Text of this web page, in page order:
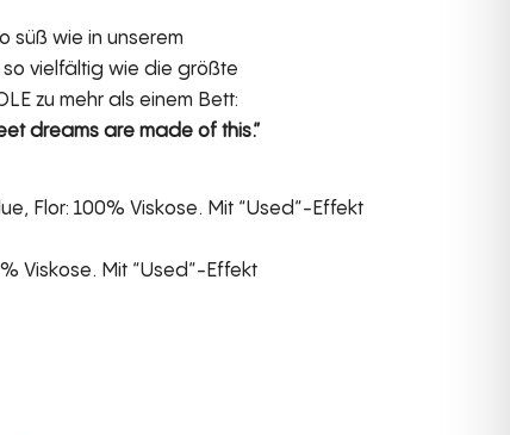
süß wie in unserem
vielfältig wie die größte
zu mehr als einem Bett:
dreams are made of this.”
Flor: 100% Viskose. Mit “Used”-Effekt
Viskose. Mit “Used”-Effekt